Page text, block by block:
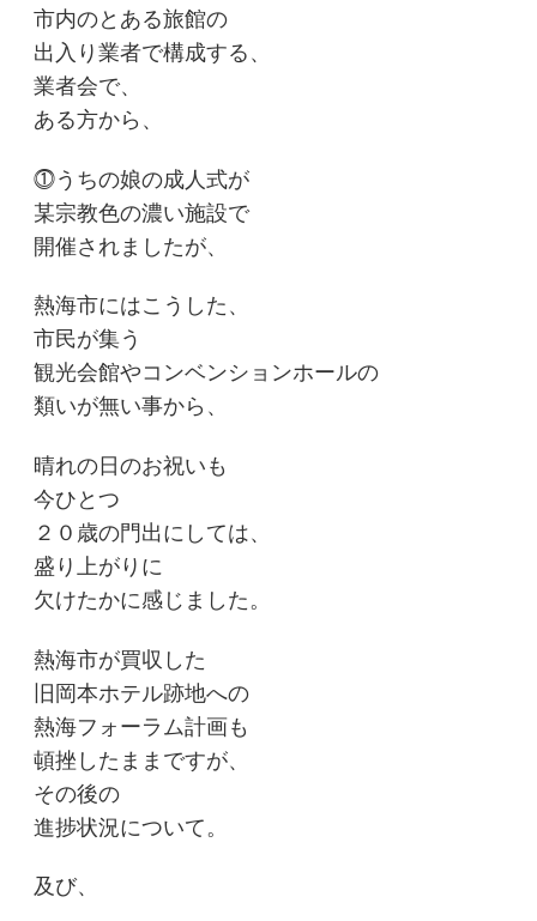
市内のとある旅館の
出入り業者で構成する、
業者会で、
ある方から、
⓵うちの娘の成人式が
某宗教色の濃い施設で
開催されましたが、
熱海市にはこうした、
市民が集う
観光会館やコンベンションホールの
類いが無い事から、
晴れの日のお祝いも
今ひとつ
２０歳の門出にしては、
盛り上がりに
欠けたかに感じました。
熱海市が買収した
旧岡本ホテル跡地への
熱海フォーラム計画も
頓挫したままですが、
その後の
進捗状況について。
及び、